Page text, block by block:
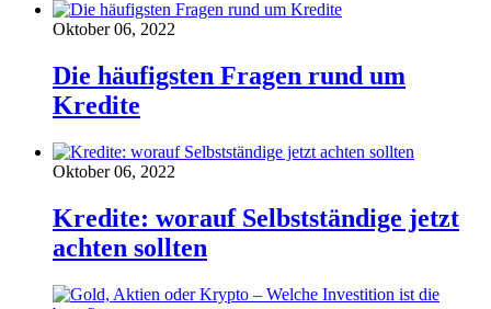
Oktober 06, 2022
Die häufigsten Fragen rund um
Kredite
Oktober 06, 2022
Kredite: worauf Selbstständige jetzt
achten sollten